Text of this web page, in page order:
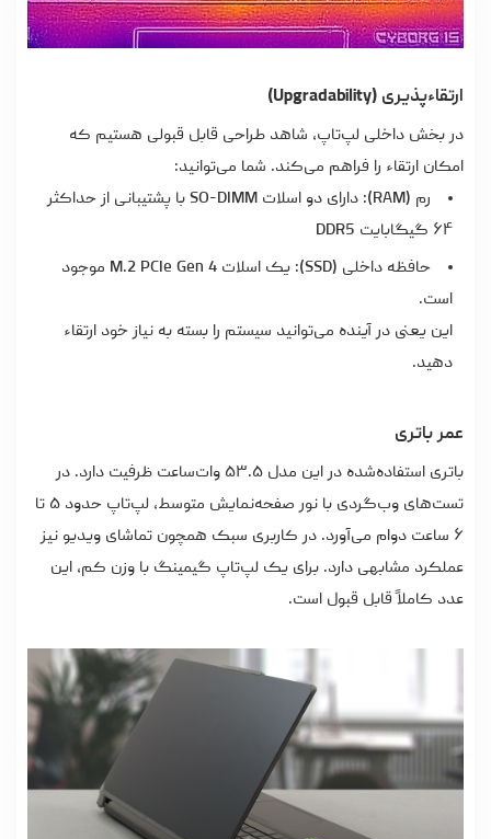
ارتقاءپذیری (Upgradability)
در بخش داخلی لپ‌تاپ، شاهد طراحی قابل قبولی هستیم که
امکان ارتقاء را فراهم می‌کند. شما می‌توانید:
رم (RAM): دارای دو اسلات SO-DIMM با پشتیبانی از حداکثر
۶۴ گیگابایت DDR5
حافظه داخلی (SSD): یک اسلات M.2 PCIe Gen 4 موجود
است.
این یعنی در آینده می‌توانید سیستم را بسته به نیاز خود ارتقاء
دهید.
عمر باتری
باتری استفاده‌شده در این مدل ۵۳.۵ وات‌ساعت ظرفیت دارد. در
تست‌های وب‌گردی با نور صفحه‌نمایش متوسط، لپ‌تاپ حدود ۵ تا
۶ ساعت دوام می‌آورد. در کاربری سبک همچون تماشای ویدیو نیز
عملکرد مشابهی دارد. برای یک لپ‌تاپ گیمینگ با وزن کم، این
عدد کاملاً قابل قبول است.